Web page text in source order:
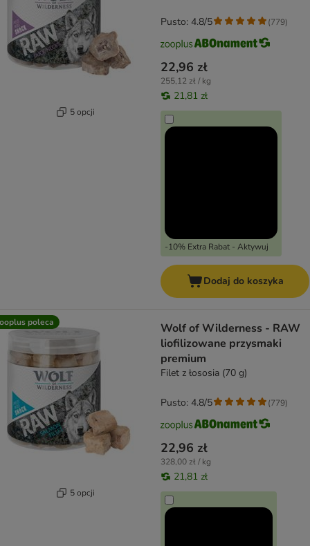
5 opcji
22,96 zł
255,12 zł / kg
21,81 zł
-10% Extra Rabat - Aktywuj
Pusto: 4.8/5 (779)
Dodaj do koszyka
poleca
5 opcji
Wolf of Wilderness - RAW
liofilizowane przysmaki
premium
Filet z łososia (70 g)
22,96 zł
328,00 zł / kg
21,81 zł
Pusto: 4.8/5 (779)